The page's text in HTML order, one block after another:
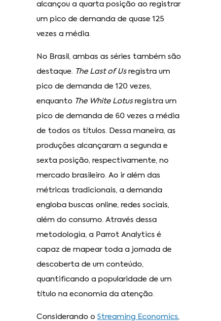
alcançou a quarta posição ao registrar
um pico de demanda de quase 125
vezes a média.
No Brasil, ambas as séries também são
destaque. The Last of Usregistra um
pico de demanda de 120 vezes,
enquanto The White Lotusregistra um
pico de demanda de 60 vezes a média
de todos os títulos. Dessa maneira, as
produções alcançaram a segunda e
sexta posição, respectivamente, no
mercado brasileiro. Ao ir além das
métricas tradicionais, a demanda
engloba buscas online, redes sociais,
além do consumo. Através dessa
metodologia, a Parrot Analytics é
capaz de mapear toda a jornada de
descoberta de um conteúdo,
quantificando a popularidade de um
título na economia da atenção.
Considerando o Streaming Economics,